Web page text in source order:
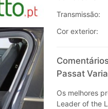
Transmissão:
Cor exterior:
Passat
Os melhores
Leader of the